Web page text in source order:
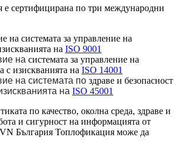
сертифицирана по три международни
на системата за управление на
на ISO 9001
на системата за управление на
с изискванията на ISO 14001
на системата по здраве и безопасност
на ISO 45001
по качество, околна среда, здраве и
и сигурност на информацията от
България Топлофикация може да